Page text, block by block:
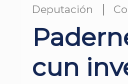
Deputación |
cun